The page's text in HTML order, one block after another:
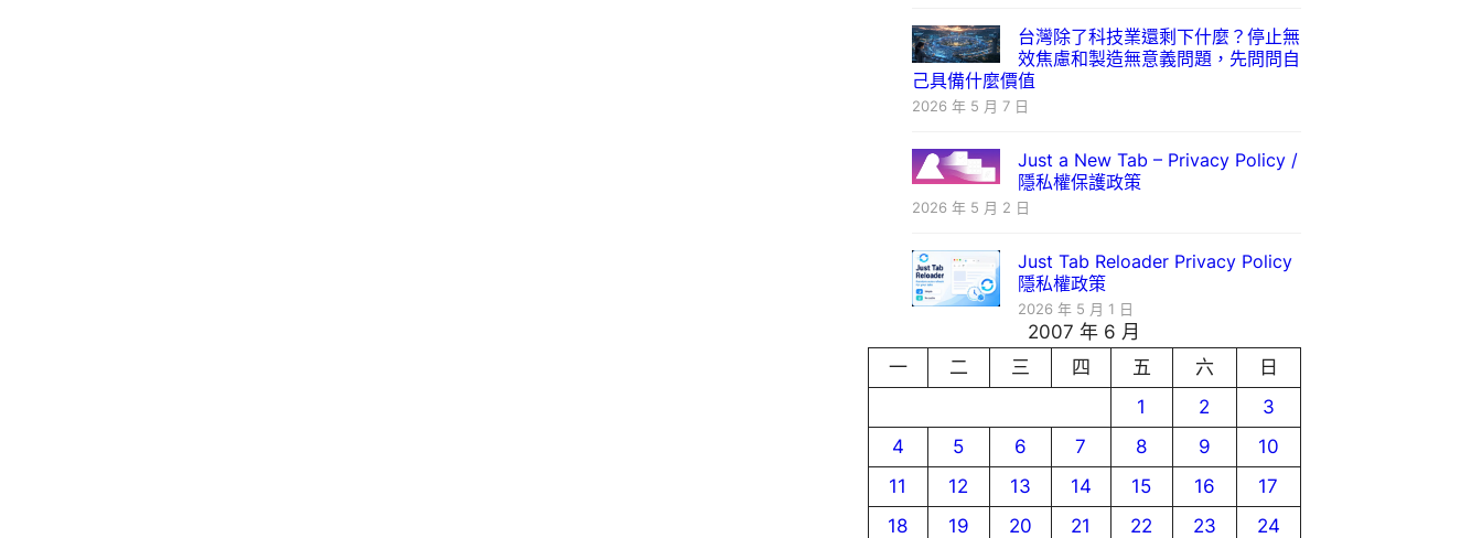
台灣除了科技業還剩下什麼？停止無
效焦慮和製造無意義問題，先問問自
己具備什麼價值
2026 年 5 月 7 日
Just a New Tab – Privacy Policy /
隱私權保護政策
2026 年 5 月 2 日
Just Tab Reloader Privacy Policy
隱私權政策
2026 年 5 月 1 日
2007 年 6 月
一
二 三 四 五 六
日
1
2
3
4
5 6 7 8 9
10
11
12 13 14 15 16
17
18
19 20 21 22 23
24